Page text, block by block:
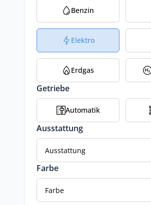
Benzin
Elektro
Erdgas
Getriebe
Automatik
Ausstattung
Ausstattung
Farbe
Farbe